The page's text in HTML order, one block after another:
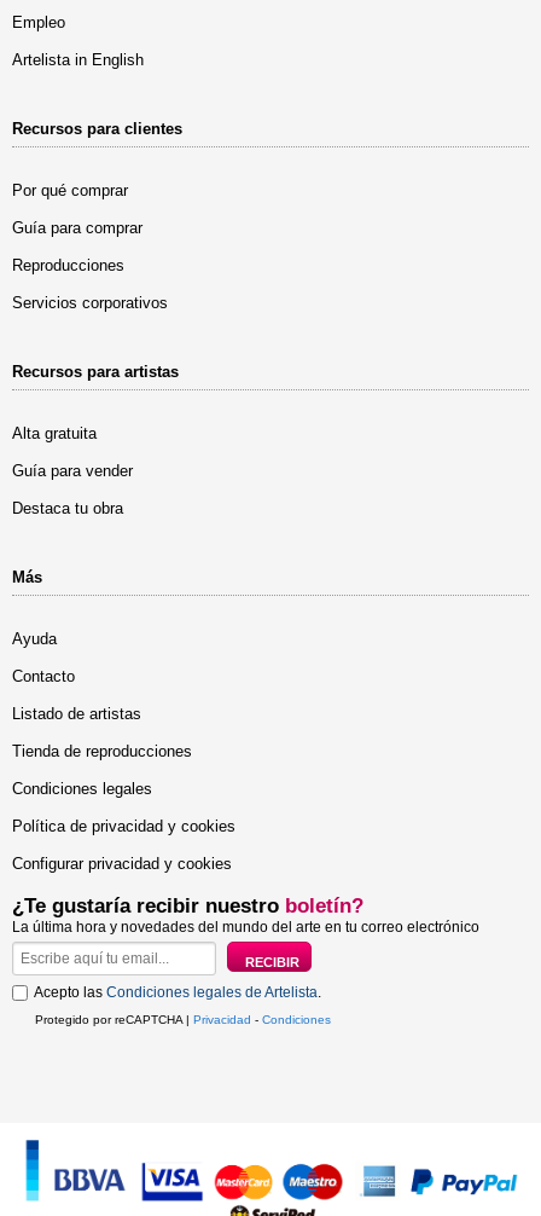
Empleo
Artelista in English
Recursos para clientes
Por qué comprar
Guía para comprar
Reproducciones
Servicios corporativos
Recursos para artistas
Alta gratuita
Guía para vender
Destaca tu obra
Más
Ayuda
Contacto
Listado de artistas
Tienda de reproducciones
Condiciones legales
Política de privacidad y cookies
Configurar privacidad y cookies
¿Te gustaría recibir nuestro boletín?
La última hora y novedades del mundo del arte en tu correo electrónico
Acepto las Condiciones legales de Artelista.
Protegido por reCAPTCHA | Privacidad - Condiciones